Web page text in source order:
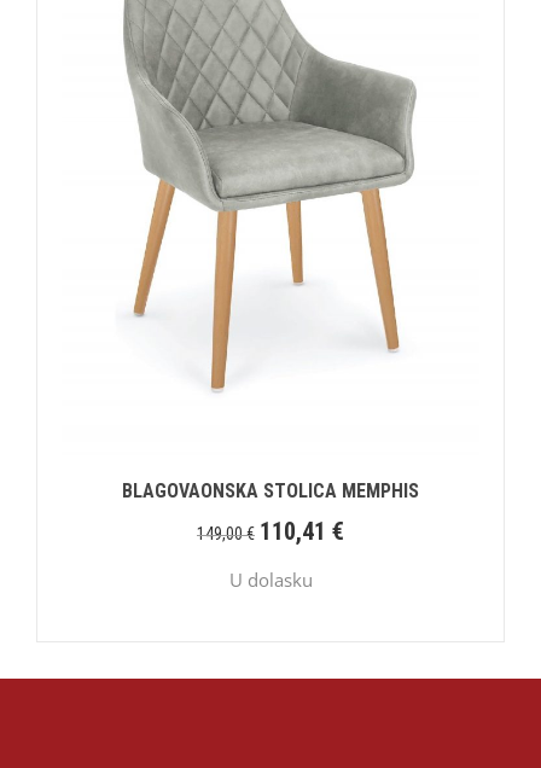
BLAGOVAONSKA STOLICA MEMPHIS
149,00€ 110,41 €
U dolasku